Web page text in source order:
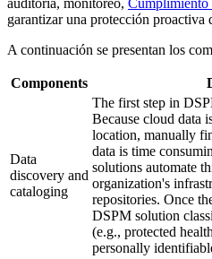
auditoría, monitoreo, Cumplimiento
garantizar una protección proactiva
A continuación se presentan los
Components
Data
discovery and
cataloging
The first step in
Because cloud data
location, manually
data is time
solutions automate
organization's
repositories. Once
DSPM solution
(e.g., protected
personally